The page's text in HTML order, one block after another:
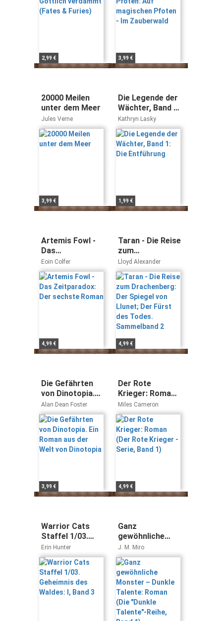
2,99 € 3,99 €
20000 Meilen
unter dem Meer
Jules Verne
3,99 €
Die Legende der
Wächter, Band 1:
Die Entführung
Kathryn Lasky
1,99 €
Artemis Fowl -
Das
Zeitparadox: Der
sechste Roman
Eoin Colfer
4,99 €
Taran - Die Reise
zum
Drachenberg:
Der Spiegel von
Llunet; Der Fürst
des Todes.
Sammelband 2
Lloyd Alexander
4,99 €
Die Gefährten
von Dinotopia.
Ein Roman aus
der Welt von
Dinotopia
Alan Dean Foster
3,99 €
Der Rote
Krieger: Roman
(Der Rote
Krieger - Serie,
Band 1)
Miles Cameron
4,99 €
Warrior Cats
Staffel 1/03.
Geheimnis des
Waldes: I, Band 3
Erin Hunter
Ganz
gewöhnliche
Monster –
Dunkle Talente:
Roman (Die
"Dunkle
Talente"-Reihe,
Band 1)
J. M. Miro